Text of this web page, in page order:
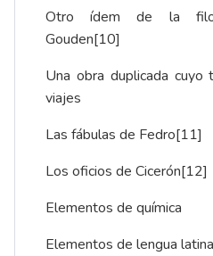
Otro ídem de la
Gouden[10]
Una obra duplicada
viajes
Las fábulas de Fedro[11]
Los oficios de Cicerón[12]
Elementos de química
Elementos de lengua latina